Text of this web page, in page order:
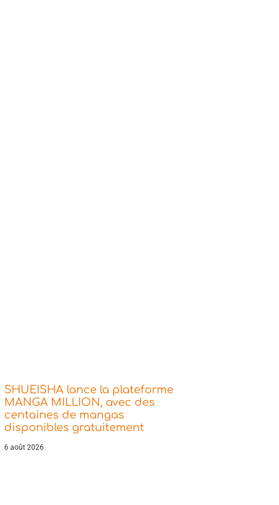
SHUEISHA lance la plateforme
MANGA MILLION, avec des
centaines de mangas
disponibles gratuitement
6 août 2026